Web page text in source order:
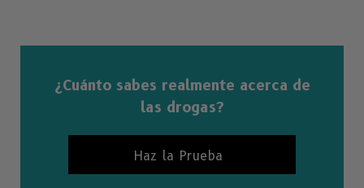
¿Cuánto sabes realmente acerca de
las drogas?
Haz la Prueba